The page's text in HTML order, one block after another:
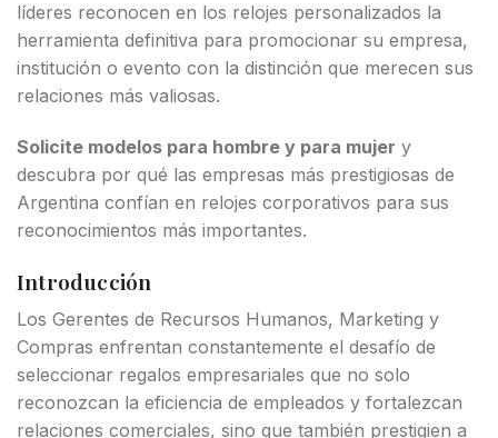
líderes reconocen en los relojes personalizados la
herramienta definitiva para promocionar su empresa,
institución o evento con la distinción que merecen sus
relaciones más valiosas.
Solicite modelos para hombre y para mujer y
descubra por qué las empresas más prestigiosas de
Argentina confían en relojes corporativos para sus
reconocimientos más importantes.
Introducción
Los Gerentes de Recursos Humanos, Marketing y
Compras enfrentan constantemente el desafío de
seleccionar regalos empresariales que no solo
reconozcan la eficiencia de empleados y fortalezcan
relaciones comerciales, sino que también prestigien a